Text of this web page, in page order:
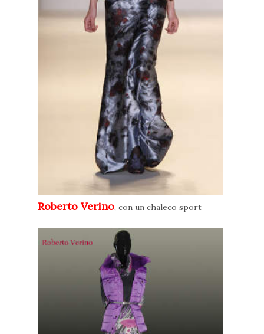
Roberto Verino, con un chaleco sport